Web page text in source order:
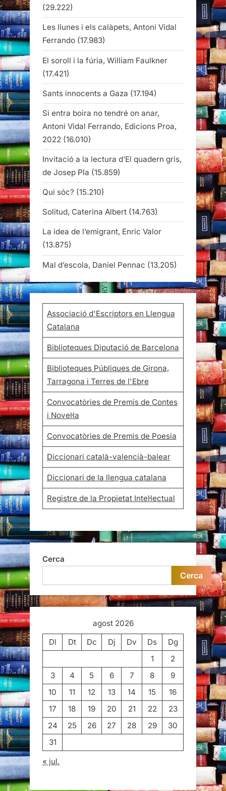
(29.222)
Les llunes i els calàpets, Antoni Vidal
Ferrando (17.983)
El soroll i la fúria, William Faulkner
(17.421)
Sants innocents a Gaza (17.194)
Si entra boira no tendré on anar,
Antoni Vidal Ferrando, Edicions Proa,
2022 (16.010)
Invitació a la lectura d’El quadern gris,
de Josep Pla (15.859)
Qui sóc? (15.210)
Solitud, Caterina Albert (14.763)
La idea de l’emigrant, Enric Valor
(13.875)
Mal d’escola, Daniel Pennac (13.205)
Associació d'Escriptors en Llengua
Catalana
Biblioteques Diputació de Barcelona
Biblioteques Públiques de Girona,
Tarragona i Terres de l'Ebre
Convocatòries de Premis de Contes
i Novel·la
Convocatòries de Premis de Poesia
Diccionari català-valencià-balear
Diccionari de la llengua catalana
Registre de la Propietat Intel·lectual
Cerca
Cerca
agost 2026
Dl
Dt Dc Dj Dv Ds
Dg
1
2
3
4 5 6 7 8
9
10
11 12 13 14 15
16
17
18 19 20 21 22
23
24
25 26 27 28 29
30
31
« jul.